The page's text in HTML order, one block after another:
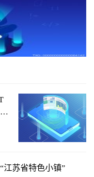
江苏省特色小镇”